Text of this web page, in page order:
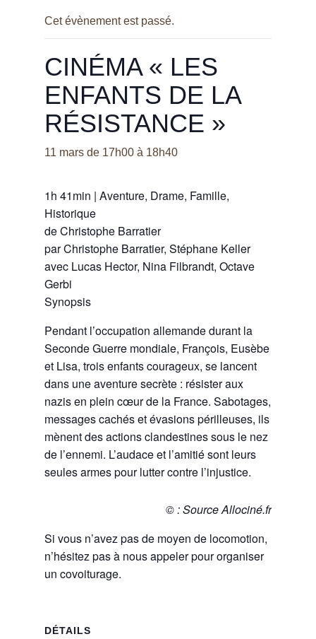
Cet évènement est passé.
CINÉMA « LES
ENFANTS DE LA
RÉSISTANCE »
11 mars de 17h00à 18h40
1h 41min | Aventure, Drame, Famille,
Historique
deChristophe Barratier
parChristophe Barratier, Stéphane Keller
avecLucas Hector, Nina Filbrandt, Octave
Gerbi
Synopsis
Pendant l’occupation allemande durant la
Seconde Guerre mondiale, François, Eusèbe
et Lisa, trois enfants courageux, se lancent
dans une aventure secrète : résister aux
nazis en plein cœur de la France. Sabotages,
messages cachés et évasions périlleuses, ils
mènent des actions clandestines sous le nez
de l’ennemi. L’audace et l’amitié sont leurs
seules armes pour lutter contre l’injustice.
© : Source Allociné.fr
Si vous n’avez pas de moyen de locomotion,
n’hésitez pas à nous appeler pour organiser
un covoiturage.
DÉTAILS